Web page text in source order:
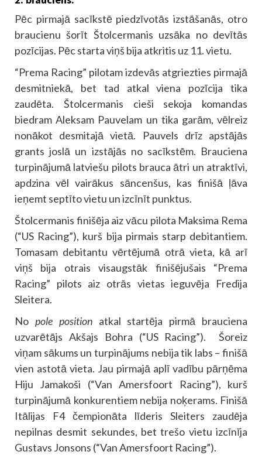
Pēc pirmajā sacīkstē piedzīvotās izstāšanās, otro
braucienu šorīt Štolcermanis uzsāka no devītās
pozīcijas. Pēc starta viņš bija atkritis uz 11. vietu.
“Prema Racing” pilotam izdevās atgriezties pirmajā
desmitniekā, bet tad atkal viena pozīcija tika
zaudēta. Štolcermanis cieši sekoja komandas
biedram Aleksam Pauvelam un tika garām, vēlreiz
nonākot desmitajā vietā. Pauvels drīz apstājās
grants joslā un izstājās no sacīkstēm. Brauciena
turpinājumā latviešu pilots brauca ātri un atraktīvi,
apdzina vēl vairākus sāncenšus, kas finišā ļāva
ieņemt septīto vietu un izcīnīt punktus.
Štolcermanis finišēja aiz vācu pilota Maksima Rema
(“US Racing”), kurš bija pirmais starp debitantiem.
Tomasam debitantu vērtējumā otrā vieta, kā arī
viņš bija otrais visaugstāk finišējušais “Prema
Racing” pilots aiz otrās vietas ieguvēja Fredija
Sleitera.
No pole positionatkal startēja pirmā brauciena
uzvarētājs Akšajs Bohra (“US Racing”). Šoreiz
viņam sākums un turpinājums nebija tik labs – finišā
vien astotā vieta. Jau pirmajā aplī vadību pārņēma
Hiju Jamakoši (“Van Amersfoort Racing”), kurš
turpinājumā konkurentiem nebija noķerams. Finišā
Itālijas F4 čempionāta līderis Sleiters zaudēja
nepilnas desmit sekundes, bet trešo vietu izcīnīja
Gustavs Jonsons (“Van Amersfoort Racing”).